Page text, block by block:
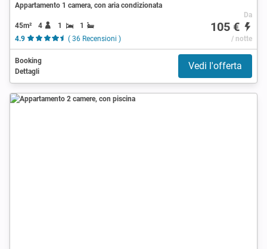
Appartamento 1 camera, con aria condizionata
45m² 4 1
1
4.9
( 36 Recensioni )
Da
105 €
/ notte
Booking
Dettagli
Vedi l'offerta